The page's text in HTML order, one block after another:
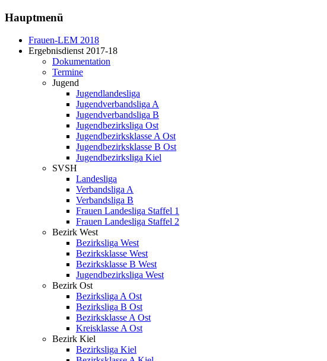
Hauptmenü
Frauen-LEM 2018
Ergebnisdienst 2017-18
Dokumentation
Termine
Jugend
Jugendlandesliga
Jugendverbandsliga A
Jugendverbandsliga B
Jugendbezirksliga Ost
Jugendbezirksklasse A Ost
Jugendbezirksklasse B Ost
Jugendbezirksliga Kiel
SVSH
Landesliga
Verbandsliga A
Verbandsliga B
Frauen Landesliga Staffel 1
Frauen Landesliga Staffel 2
Bezirk West
Bezirksliga West
Bezirksklasse West
Bezirksklasse B West
Jugendbezirksliga West
Bezirk Ost
Bezirksliga A Ost
Bezirksliga B Ost
Bezirksklasse A Ost
Kreisklasse A Ost
Bezirk Kiel
Bezirksliga Kiel